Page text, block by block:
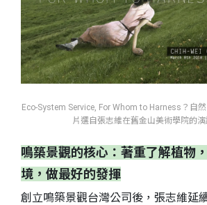
Eco-System Service, For Whom to Harness？自
片選自張志維在舊金山美術學院的演
鳴築景觀的核心：著重了解植物
境，做最好的發揮
創立鳴築景觀台灣公司後，張志維延